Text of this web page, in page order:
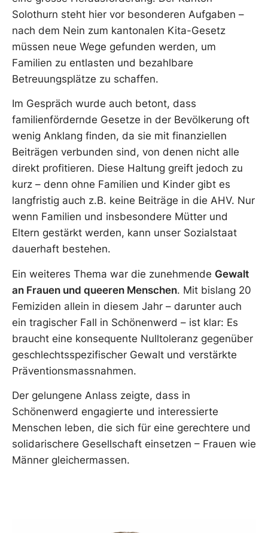
Solothurn steht hier vor besonderen Aufgaben –
nach dem Nein zum kantonalen Kita-Gesetz
müssen neue Wege gefunden werden, um
Familien zu entlasten und bezahlbare
Betreuungsplätze zu schaffen.
Im Gespräch wurde auch betont, dass
familienfördernde Gesetze in der Bevölkerung oft
wenig Anklang finden, da sie mit finanziellen
Beiträgen verbunden sind, von denen nicht alle
direkt profitieren. Diese Haltung greift jedoch zu
kurz – denn ohne Familien und Kinder gibt es
langfristig auch z.B. keine Beiträge in die AHV. Nur
wenn Familien und insbesondere Mütter und
Eltern gestärkt werden, kann unser Sozialstaat
dauerhaft bestehen.
Ein weiteres Thema war die zunehmende Gewalt
an Frauen und queeren Menschen. Mit bislang 20
Femiziden allein in diesem Jahr – darunter auch
ein tragischer Fall in Schönenwerd – ist klar: Es
braucht eine konsequente Nulltoleranz gegenüber
geschlechtsspezifischer Gewalt und verstärkte
Präventionsmassnahmen.
Der gelungene Anlass zeigte, dass in
Schönenwerd engagierte und interessierte
Menschen leben, die sich für eine gerechtere und
solidarischere Gesellschaft einsetzen – Frauen wie
Männer gleichermassen.